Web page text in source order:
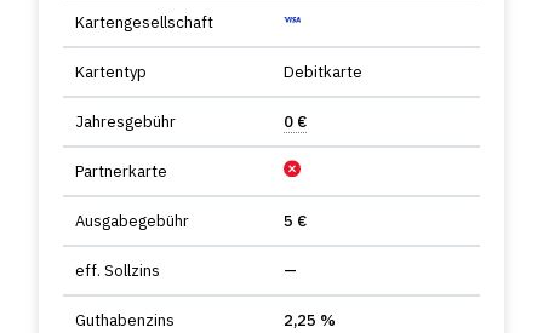
Kartengesellschaft
Kartentyp Debitkarte
Jahresgebühr 0 €
Partnerkarte
Ausgabegebühr 5 €
eff. Sollzins —
Guthabenzins 2,25 %